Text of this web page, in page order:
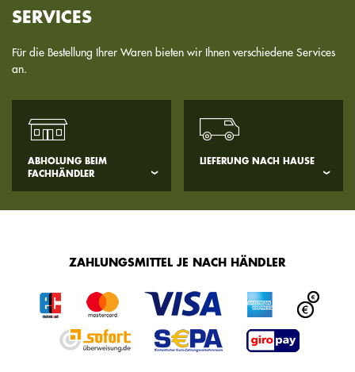
SERVICES
Für die Bestellung Ihrer Waren bieten wir Ihnen verschiedene Services
an.
ABHOLUNG BEIM
FACHHÄNDLER
LIEFERUNG NACH HAUSE
ZAHLUNGSMITTEL JE NACH HÄNDLER